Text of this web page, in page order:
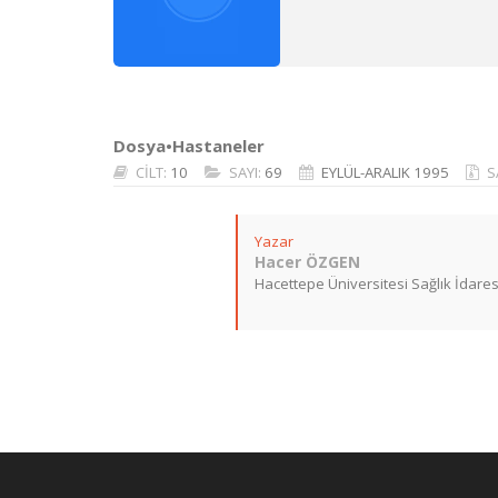
Dosya•Hastaneler
CİLT: 10 SAYI: 69 EYLÜL-ARALIK 1995
Yazar
Hacer ÖZGEN
Hacettepe Üniversitesi Sağlık